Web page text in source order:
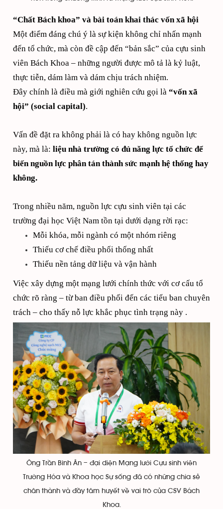
“Chất Bách khoa” và bài toán khai thác vốn xã hội
Một điểm đáng chú ý là sự kiện không chỉ nhấn mạnh
đến tổ chức, mà còn đề cập đến “bản sắc” của cựu sinh
viên Bách Khoa – những người được mô tả là kỷ luật,
thực tiễn, dám làm và dám chịu trách nhiệm.
Đây chính là điều mà giới nghiên cứu gọi là “vốn xã
hội” (social capital).
Vấn đề đặt ra không phải là có hay không nguồn lực
này, mà là: liệu nhà trường có đủ năng lực tổ chức để
biến nguồn lực phân tán thành sức mạnh hệ thống hay
không.
Trong nhiều năm, nguồn lực cựu sinh viên tại các
trường đại học Việt Nam tồn tại dưới dạng rời rạc:
Mỗi khóa, mỗi ngành có một nhóm riêng
Thiếu cơ chế điều phối thống nhất
Thiếu nền tảng dữ liệu và vận hành
Việc xây dựng một mạng lưới chính thức với cơ cấu tổ
chức rõ ràng – từ ban điều phối đến các tiểu ban chuyên
trách – cho thấy nỗ lực khắc phục tình trạng này .
Ông Trần Bình Ân – đại diện Mạng lưới Cựu sinh viên
Trường Hóa và Khoa học Sự sống đã có những chia sẻ
chân thành và đầy tâm huyết về vai trò của CSV Bách
Khoa.